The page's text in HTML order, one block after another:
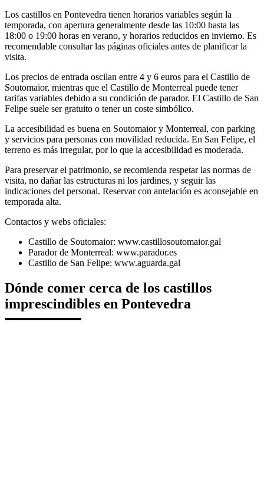
Los castillos en Pontevedra tienen horarios variables según la
temporada, con apertura generalmente desde las 10:00 hasta las
18:00 o 19:00 horas en verano, y horarios reducidos en invierno. Es
recomendable consultar las páginas oficiales antes de planificar la
visita.
Los precios de entrada oscilan entre 4 y 6 euros para el Castillo de
Soutomaior, mientras que el Castillo de Monterreal puede tener
tarifas variables debido a su condición de parador. El Castillo de San
Felipe suele ser gratuito o tener un coste simbólico.
La accesibilidad es buena en Soutomaior y Monterreal, con parking
y servicios para personas con movilidad reducida. En San Felipe, el
terreno es más irregular, por lo que la accesibilidad es moderada.
Para preservar el patrimonio, se recomienda respetar las normas de
visita, no dañar las estructuras ni los jardines, y seguir las
indicaciones del personal. Reservar con antelación es aconsejable en
temporada alta.
Contactos y webs oficiales:
Castillo de Soutomaior: www.castillosoutomaior.gal
Parador de Monterreal: www.parador.es
Castillo de San Felipe: www.aguarda.gal
Dónde comer cerca de los castillos
imprescindibles en Pontevedra